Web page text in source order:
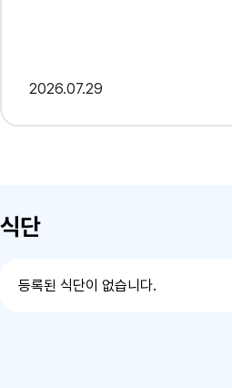
2026 07.29
식단
등록된 식단이 없습니다.